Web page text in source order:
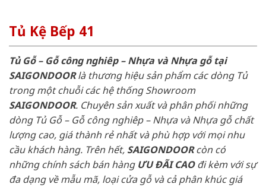
Tủ Kệ Bếp 41
Tủ Gỗ – Gỗ công nghiêp – Nhựa và Nhựa gỗ tại
SAIGONDOORlà thương hiệu sản phẩm các dòng Tủ
trong một chuỗi các hệ thống Showroom
SAIGONDOOR. Chuyên sản xuất và phân phối những
dòng Tủ Gỗ – Gỗ công nghiêp – Nhựa và Nhựa gỗ chất
lượng cao, giá thành rẻ nhất và phù hợp với mọi nhu
cầu khách hàng. Trên hết, SAIGONDOORcòn có
những chính sách bán hàng ƯU ĐÃI CAOđi kèm với sự
đa dạng về mẫu mã, loại cửa gỗ và cả phân khúc giá